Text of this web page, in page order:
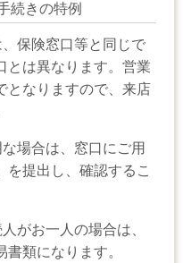
続きの特例
保険窓口等と同じで
とは異なります。営業
となりますので、来店
場合は、窓口にご用
を提出し、確認するこ
がお一人の場合は、
類になります。